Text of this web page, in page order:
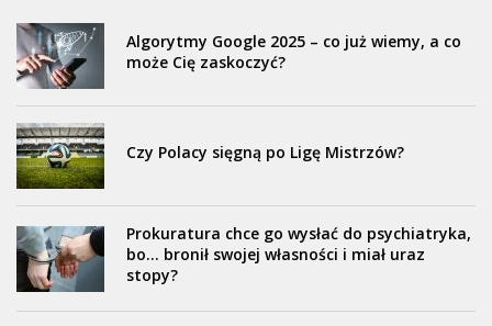
Algorytmy Google 2025 – co już wiemy, a co
może Cię zaskoczyć?
Czy Polacy sięgną po Ligę Mistrzów?
Prokuratura chce go wysłać do psychiatryka,
bo… bronił swojej własności i miał uraz
stopy?